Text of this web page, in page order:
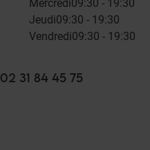
Mercredi09:30 - 19:30
Jeudi09:30 - 19:30
Vendredi09:30 - 19:30
02 31 84 45 75